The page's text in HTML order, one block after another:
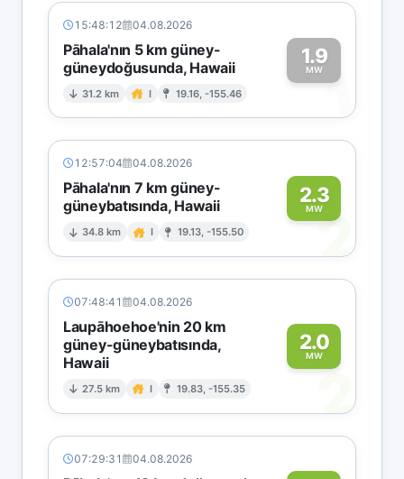
15:48:12 04.08.2026
Pāhala'nın 5 km güney-
güneydoğusunda, Hawaii
31.2 km I 19.16, -155.46
1.9
MW1
12:57:04 04.08.2026
Pāhala'nın 7 km güney-
güneybatısında, Hawaii
34.8 km I 19.13, -155.50
2.3
MW2
07:48:41 04.08.2026
Laupāhoehoe'nin 20 km
güney-güneybatısında,
Hawaii
27.5 km I 19.83, -155.35
2.0
MW
2
07:29:31 04.08.2026